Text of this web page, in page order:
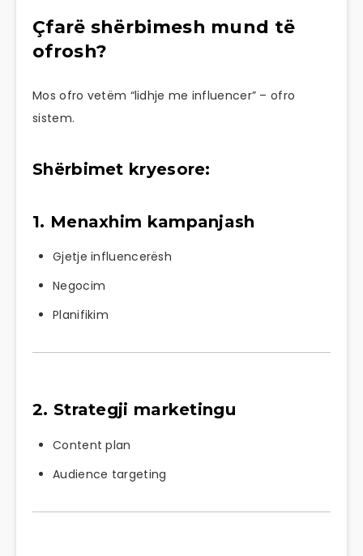
Çfarë shërbimesh mund të
ofrosh?
Mos ofro vetëm “lidhje me influencer” – ofro
sistem.
Shërbimet kryesore:
1. Menaxhim kampanjash
Gjetje influencerësh
Negocim
Planifikim
2. Strategji marketingu
Content plan
Audience targeting